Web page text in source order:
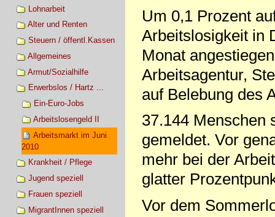
Lohnarbeit
Alter und Renten
Steuern / öffentl.Kassen
Allgemeines
Armut/Sozialhilfe
Erwerbslos / Hartz ...
Ein-Euro-Jobs
Arbeitslosengeld II
Arbeitsmarkt im Juni
2010
Krankheit / Pflege
Jugend speziell
Frauen speziell
MigrantInnen speziell
Um 0,1 Prozent
Arbeitslosigkeit in
Monat
Arbeitsagentur,
auf Belebung des
37.144 Menschen
gemeldet. Vor
mehr bei der
glatter
Vor dem